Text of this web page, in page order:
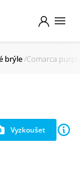
brýle Comarca
Vyzkoušet